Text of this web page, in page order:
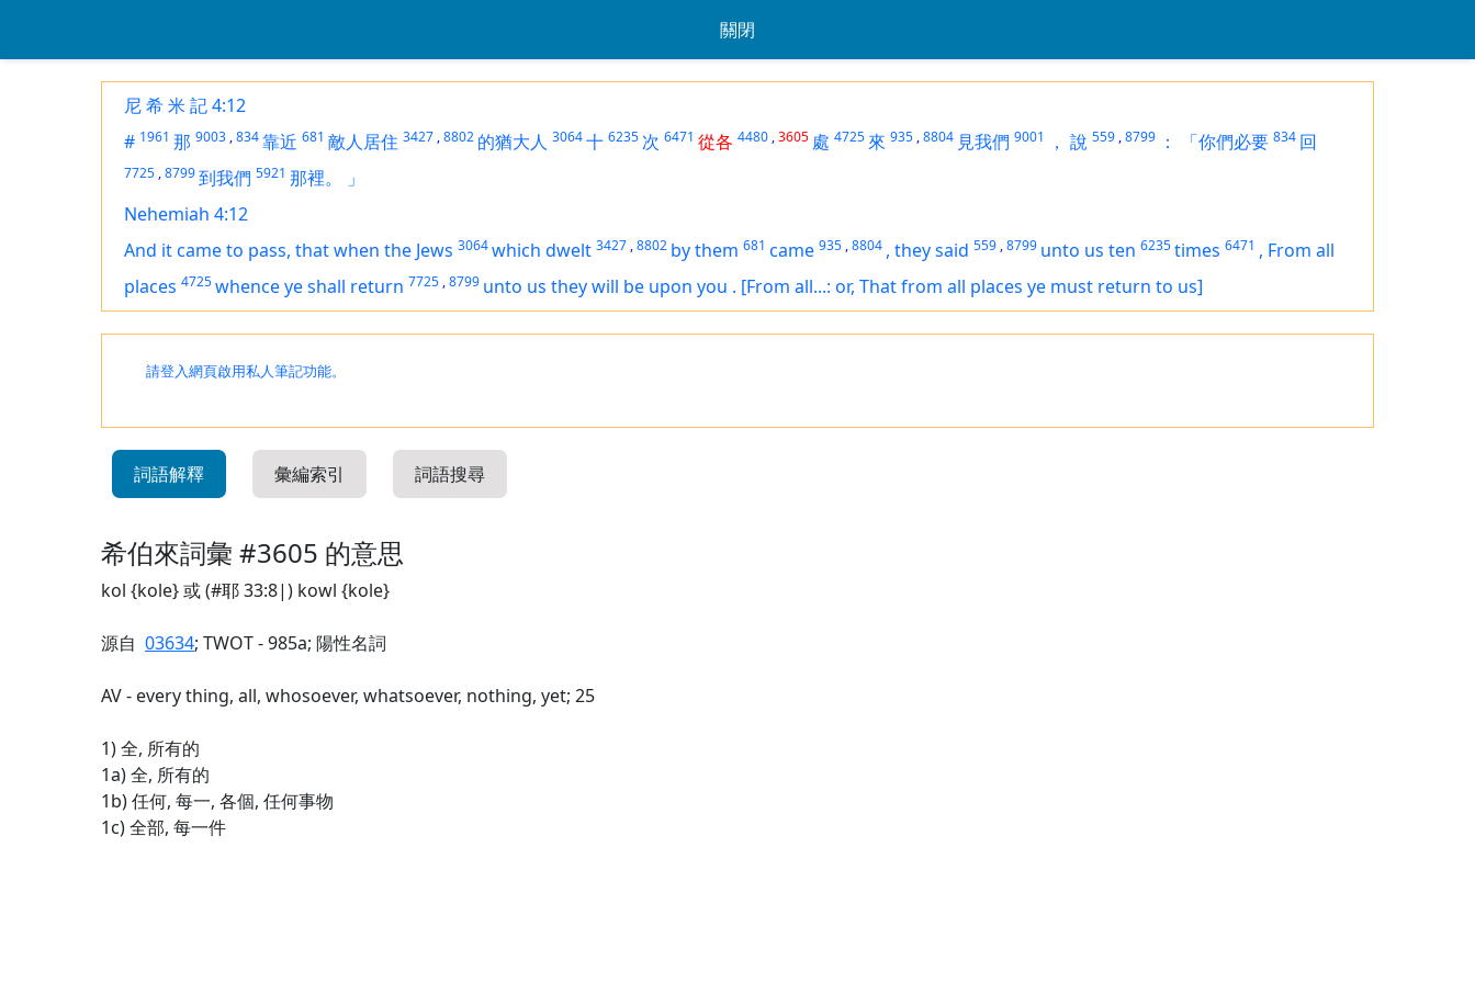
關閉
尼 希 米 記 4:12
# 1961 那 9003 ,834靠近 681 敵人居住 3427 ,8802 的猶大人 3064十 6235 次 6471 從各 4480 ,3605 處 4725 來 935 ,8804 見我們 9001 ， 說 559 ,8799 ： 「你們必要 834 回
7725 ,8799到我們 5921 那裡。
」
Nehemiah 4:12
And it came to pass, that when the Jews 3064which dwelt 3427 ,8802 by them 681 came 935 ,8804 , they said 559 ,8799 unto us ten 6235times 6471 , From all
places 4725whence ye shall return 7725 ,8799 unto us they will be upon you . [From all...: or, That from all places ye must return to us]
請登入網頁啟用私人筆記功能。
詞語解釋 彙編索引 詞語搜尋
希伯來詞彙 #3605 的意思
kol {kole} 或 (#耶 33:8|) kowl {kole}
源自 03634; TWOT - 985a; 陽性名詞
AV - every thing, all, whosoever, whatsoever, nothing, yet; 25
1) 全, 所有的
1a) 全, 所有的
1b) 任何, 每一, 各個, 任何事物
1c) 全部, 每一件